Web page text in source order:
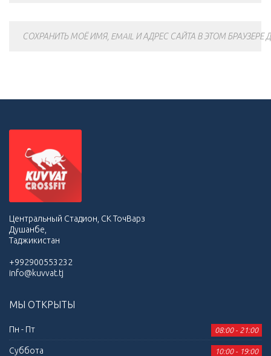
СОХРАНИТЬ МОЁ ИМЯ, EMAIL И АДРЕС САЙТА В ЭТОМ
Центральный Стадион, СК ТочВарз
Душанбе,
Таджикистан
+992900553232
info@kuvvat.tj
МЫ ОТКРЫТЫ
Пн - Пт 08:00 - 21:00
Суббота 10:00 - 19:00